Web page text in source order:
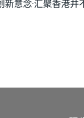
意念·汇聚香港并